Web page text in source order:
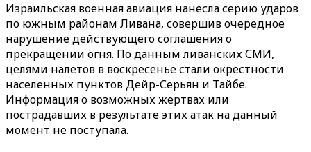
Израильская военная авиация нанесла серию ударов
по южным районам Ливана, совершив очередное
нарушение действующего соглашения о
прекращении огня. По данным ливанских СМИ,
целями налетов в воскресенье стали окрестности
населенных пунктов Дейр-Серьян и Тайбе.
Информация о возможных жертвах или
пострадавших в результате этих атак на данный
момент не поступала.